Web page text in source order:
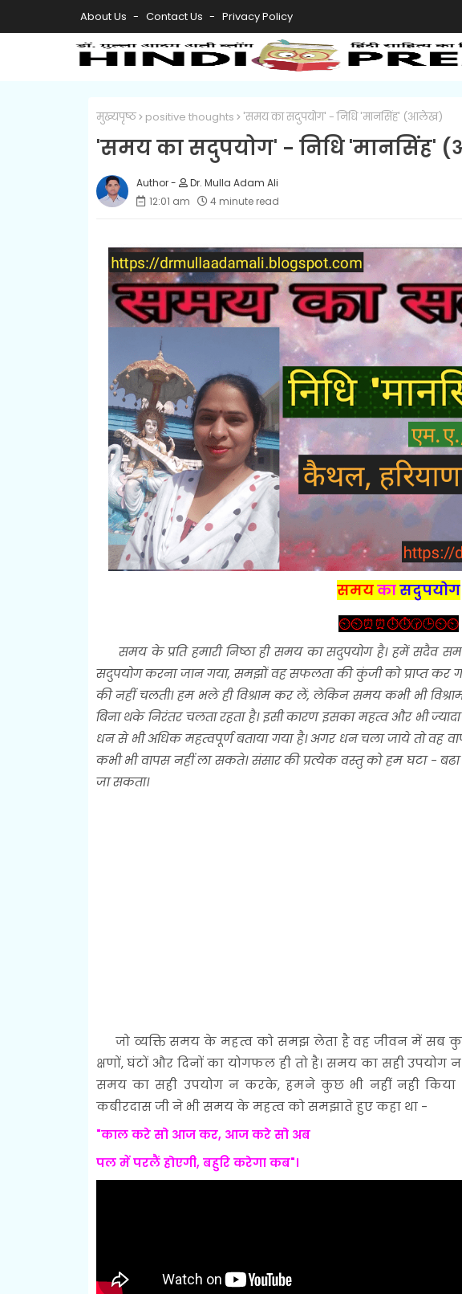
About Us Contact Us Privacy Policy
मुख्यपृष्ठ positive thoughts 'समय का सदुपयोग' - निधि 'मानसिंह' (आलेख)
'समय का सदुपयोग' - निधि 'मानसिंह'
Dr. Mulla Adam Ali
12:01 am
4 minute read
समयकासदुपयोग
⏲️⏲️⏰⏰⏱️⏱️🕝🕒⏲️⏲️
समय के प्रति हमारी निष्ठा ही समय का सदुपयोग है। हमें सदैव
सदुपयोग करना जान गया, समझों वह सफलता की कुंजी को प्राप्त
की नहीं चलती। हम भले ही विश्राम कर लें, लेकिन समय कभी भी
बिना थके निरंतर चलता रहता है। इसी कारण इसका महत्व और भी
धन से भी अधिक महत्वपूर्ण बताया गया है। अगर धन चला जाये तो वह
कभी भी वापस नहीं ला सकते। संसार की प्रत्येक वस्तु को हम घटा -
जा सकता।
जो व्यक्ति समय के महत्व को समझ लेता है वह जीवन में सब कुछ
क्षणों, घंटों और दिनों का योगफल ही तो है। समय का सही उपयोग
समय का सही उपयोग न करके, हमने कुछ भी नहीं नही किया तो
कबीरदास जी ने भी समय के महत्व को समझाते हुए कहा था -
"काल करे सो आज कर, आज करे सो अब
पल में परलैं होएगी, बहुरि करेगा कब"।